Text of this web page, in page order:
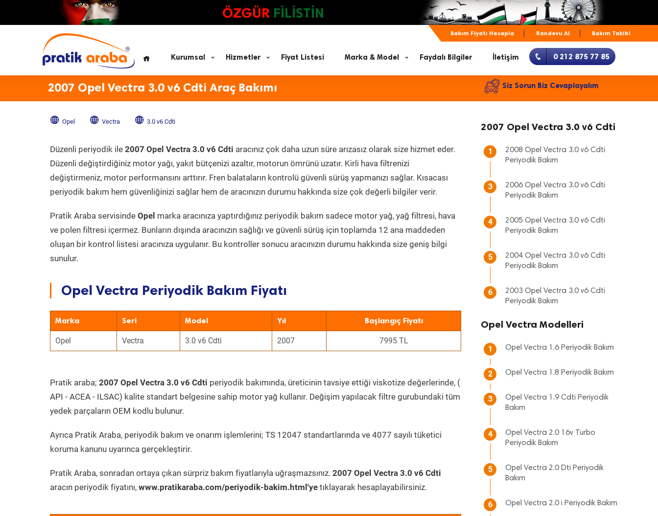
ÖZGÜR FİLİSTİN
Bakım Fiyatı Hesapla Randevu Al Bakım Takibi
Kurumsal Hizmetler Fiyat Listesi Marka & Model Faydalı Bilgiler İletişim 0 212 875 77 85
2007 Opel Vectra 3.0 v6 Cdti Araç Bakımı Siz Sorun Biz Cevaplayalım
Opel Vectra 3.0 v6 Cdti
Düzenli periyodik ile 2007 Opel Vectra 3.0 v6 Cdti aracınız çok daha uzun süre arızasız olarak size hizmet eder.
Düzenli değiştirdiğiniz motor yağı, yakıt bütçenizi azaltır, motorun ömrünü uzatır. Kirli hava filtrenizi
değiştirmeniz, motor performansını arttırır. Fren balataların kontrolü güvenli sürüş yapmanızı sağlar. Kısacası
periyodik bakım hem güvenliğinizi sağlar hem de aracınızın durumu hakkında size çok değerli bilgiler verir.
Pratik Araba servisinde Opel marka aracınıza yaptırdığınız periyodik bakım sadece motor yağ, yağ filtresi, hava
ve polen filtresi içermez. Bunların dışında aracınızın sağlığı ve güvenli sürüş için toplamda 12 ana maddeden
oluşan bir kontrol listesi aracınıza uygulanır. Bu kontroller sonucu aracınızın durumu hakkında size geniş bilgi
sunulur.
Opel Vectra Periyodik Bakım Fiyatı
Marka Seri Model Yıl Başlangıç Fiyatı
Opel Vectra 3.0 v6 Cdti 2007 7995 TL
Pratik araba; 2007 Opel Vectra 3.0 v6 Cdti periyodik bakımında, üreticinin tavsiye ettiği viskotize değerlerinde, (
API - ACEA - ILSAC) kalite standart belgesine sahip motor yağ kullanır. Değişim yapılacak filtre gurubundaki tüm
yedek parçaların OEM kodlu bulunur.
Ayrıca Pratik Araba, periyodik bakım ve onarım işlemlerini; TS 12047 standartlarında ve 4077 sayılı tüketici
koruma kanunu uyarınca gerçekleştirir.
Pratik Araba, sonradan ortaya çıkan sürpriz bakım fiyatlarıyla uğraşmazsınız. 2007 Opel Vectra 3.0 v6 Cdti
aracın periyodik fiyatını, www.pratikaraba.com/periyodik-bakim.html'ye tıklayarak hesaplayabilirsiniz.
2007 Opel Vectra 3.0 v6 Cdti
1
2008 Opel Vectra 3.0 v6 Cdti
Periyodik Bakım
3
2006 Opel Vectra 3.0 v6 Cdti
Periyodik Bakım
4
2005 Opel Vectra 3.0 v6 Cdti
Periyodik Bakım
5
2004 Opel Vectra 3.0 v6 Cdti
Periyodik Bakım
6
2003 Opel Vectra 3.0 v6 Cdti
Periyodik Bakım
Opel Vectra Modelleri
1 Opel Vectra 1.6 Periyodik Bakım
2 Opel Vectra 1.8 Periyodik Bakım
3
Opel Vectra 1.9 Cdti Periyodik
Bakım
4
Opel Vectra 2.0 16v Turbo
Periyodik Bakım
5
Opel Vectra 2.0 Dti Periyodik
Bakım
6 Opel Vectra 2.0 i Periyodik Bakım